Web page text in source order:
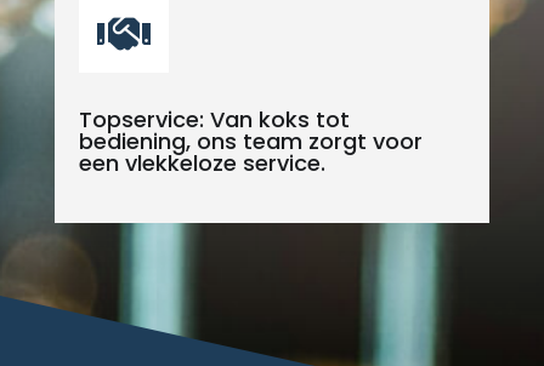

Topservice: Van koks tot
bediening, ons team zorgt voor
een vlekkeloze service.